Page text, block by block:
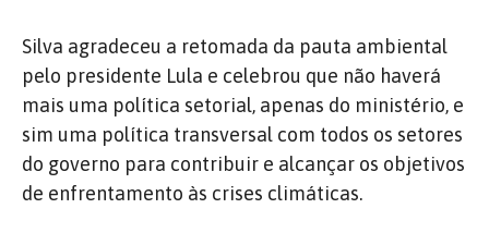
Silva agradeceu a retomada da pauta ambiental
pelo presidente Lula e celebrou que não haverá
mais uma política setorial, apenas do ministério, e
sim uma política transversal com todos os setores
do governo para contribuir e alcançar os objetivos
de enfrentamento às crises climáticas.